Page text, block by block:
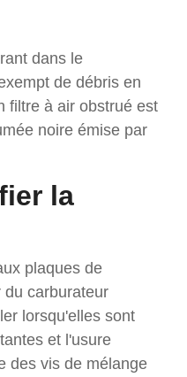
dans le
de débris en
filtre à air obstrué est
noire émise par
la
plaques de
du carburateur
lorsqu'elles sont
et l'usure
des vis de mélange